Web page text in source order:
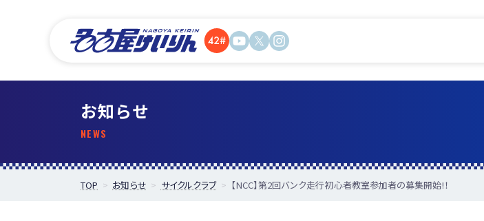
お知らせ
TOP お知らせ サイクルクラブ 【NCC】第2回バンク走行初心者教室参加者の募集開始!！